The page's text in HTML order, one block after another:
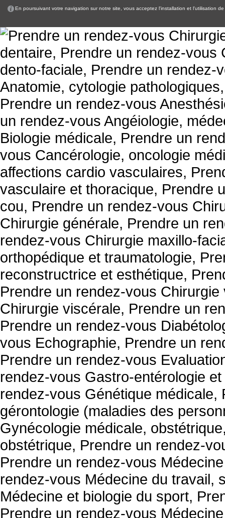
En poursuivant votre navigation sur notre site, vous acceptez l'installation et l'utilisation